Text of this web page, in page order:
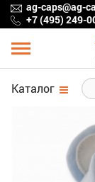
ag-caps@ag-
+7 (495) 249-
Каталог